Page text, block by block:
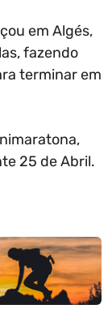
em Algés,
fazendo
terminar em
25 de Abril.